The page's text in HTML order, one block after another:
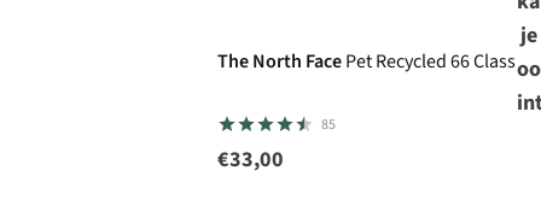
The North FacePet Recycled 66 Classic
85
€33,00
je